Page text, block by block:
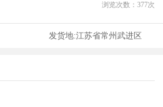
浏览次数： 377次
发货地:江苏省常州武进区